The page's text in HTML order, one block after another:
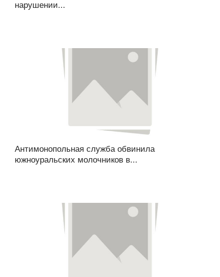
нарушении...
Антимонопольная служба обвинила
южноуральских молочников в...